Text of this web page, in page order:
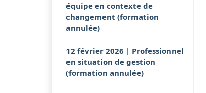
équipe en contexte de
changement (formation
annulée)
12 février 2026 | Professionnel
en situation de gestion
(formation annulée)